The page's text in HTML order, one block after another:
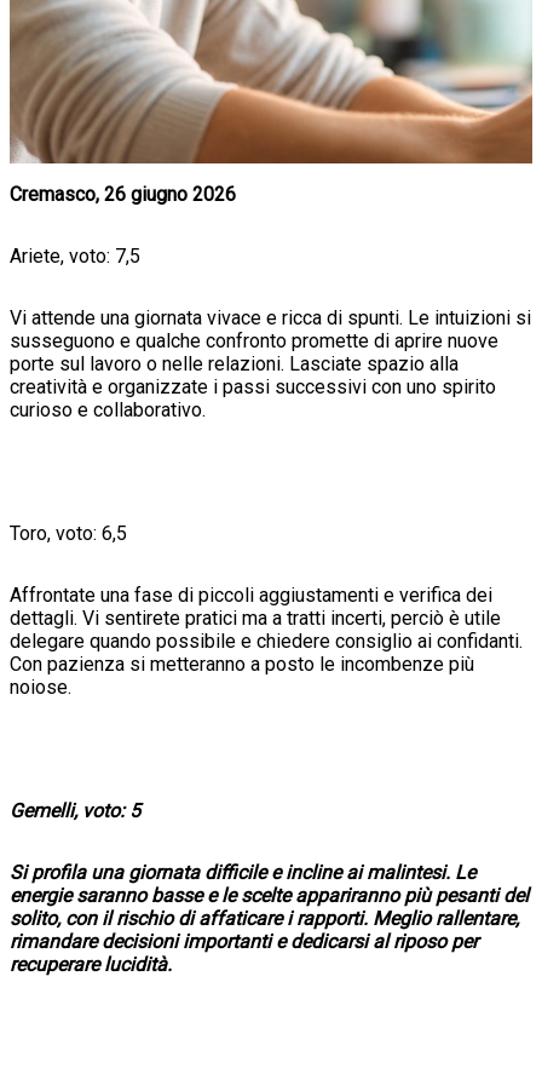
Cremasco, 26 giugno 2026
Ariete, voto: 7,5
Vi attende una giornata vivace e ricca di spunti. Le intuizioni si
susseguono e qualche confronto promette di aprire nuove
porte sul lavoro o nelle relazioni. Lasciate spazio alla
creatività e organizzate i passi successivi con uno spirito
curioso e collaborativo.
Toro, voto: 6,5
Affrontate una fase di piccoli aggiustamenti e verifica dei
dettagli. Vi sentirete pratici ma a tratti incerti, perciò è utile
delegare quando possibile e chiedere consiglio ai confidanti.
Con pazienza si metteranno a posto le incombenze più
noiose.
Gemelli, voto: 5
Si profila una giornata difficile e incline ai malintesi. Le
energie saranno basse e le scelte appariranno più pesanti del
solito, con il rischio di affaticare i rapporti. Meglio rallentare,
rimandare decisioni importanti e dedicarsi al riposo per
recuperare lucidità.